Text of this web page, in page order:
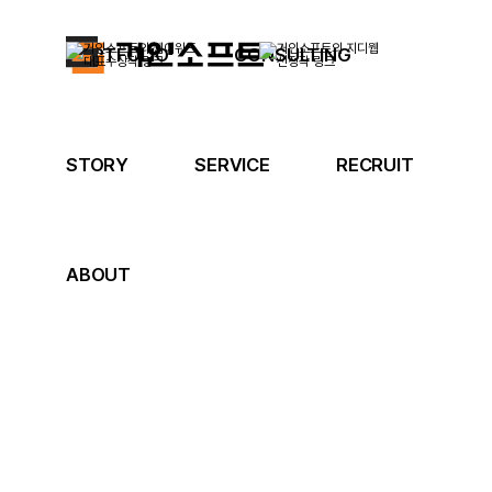
PORTFOLIO CONSULTING
STORY SERVICE RECRUIT
ABOUT